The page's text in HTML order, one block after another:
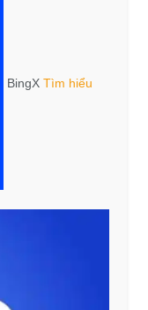
BingX Tìm hiểu